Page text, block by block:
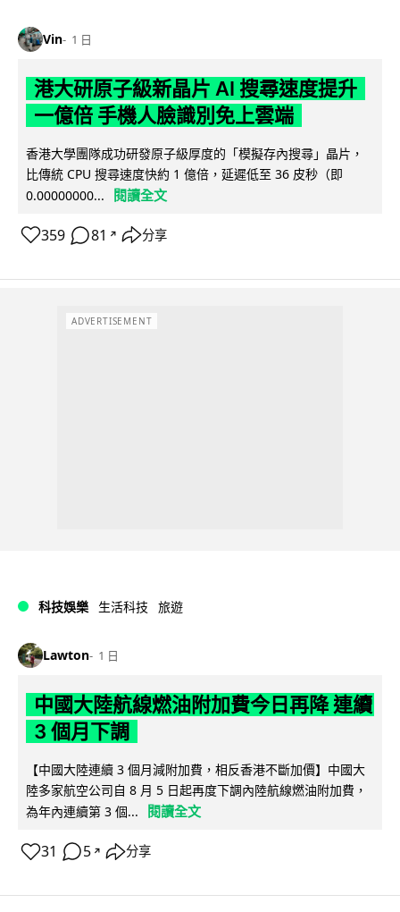
Vin 1 日
港大研原子級新晶片 AI 搜尋速度提升
一億倍 手機人臉識別免上雲端
香港大學團隊成功研發原子級厚度的「模擬存內搜尋」晶片，
比傳統 CPU 搜尋速度快約 1 億倍，延遲低至 36 皮秒（即
0.00000000...
閱讀全文
359 81 ↗ 分享
ADVERTISEMENT
科技娛樂 生活科技 旅遊
Lawton 1 日
中國大陸航線燃油附加費今日再降 連續
3 個月下調
【中國大陸連續 3 個月減附加費，相反香港不斷加價】中國大
陸多家航空公司自 8 月 5 日起再度下調內陸航線燃油附加費，
為年內連續第 3 個...
閱讀全文
31 5 ↗ 分享